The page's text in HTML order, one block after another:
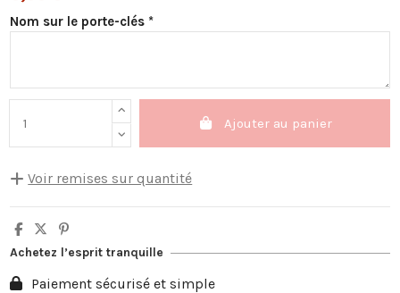
Nom sur le porte-clés *
Ajouter au panier
Voir remises sur quantité
Quantité Remise sur prix unitaire
Vous économisez
10%
10
20%
Achetez l’esprit tranquille
Paiement sécurisé et simple